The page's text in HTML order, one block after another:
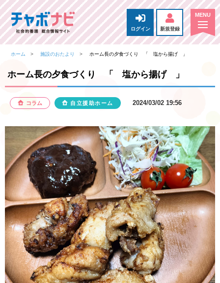
ログイン 新規登録
ホーム 施設のおたより ホーム長の夕食づくり 「 塩から揚げ 」
ホーム長の夕食づくり 「 塩から揚げ 」
コラム 自立援助ホーム 2024/03/02 19:56